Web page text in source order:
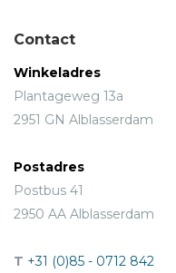
Contact
Winkeladres
Plantageweg 13a
2951 GN Alblasserdam
Postadres
Postbus 41
2950 AA Alblasserdam
T +31 (0)85 - 0712 842